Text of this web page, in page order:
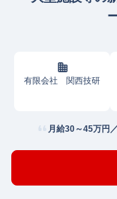
有限会社 関西技研
月給30～45万円